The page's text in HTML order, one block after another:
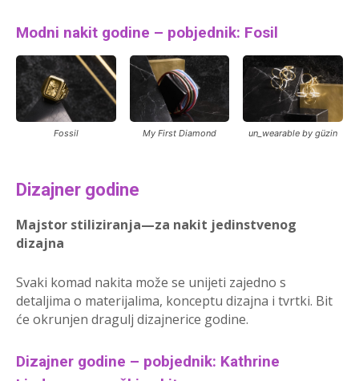
Modni nakit godine – pobjednik: Fosil
Fossil My First Diamond un_wearable by güzin
Dizajner godine
Majstor stiliziranja—za nakit jedinstvenog
dizajna
Svaki komad nakita može se unijeti zajedno s
detaljima o materijalima, konceptu dizajna i tvrtki. Bit
će okrunjen dragulj dizajnerice godine.
Dizajner godine – pobjednik: Kathrine